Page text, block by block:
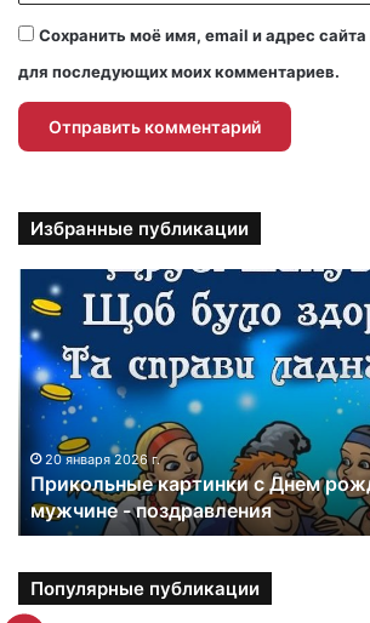
Сохранить моё имя, email и адрес сайта
для последующих моих комментариев.
Избранные публикации
и
к
о
к
т
20 января 2026 г.
Прикольные картинки с Днем
мужчине - поздравления
Популярные публикации